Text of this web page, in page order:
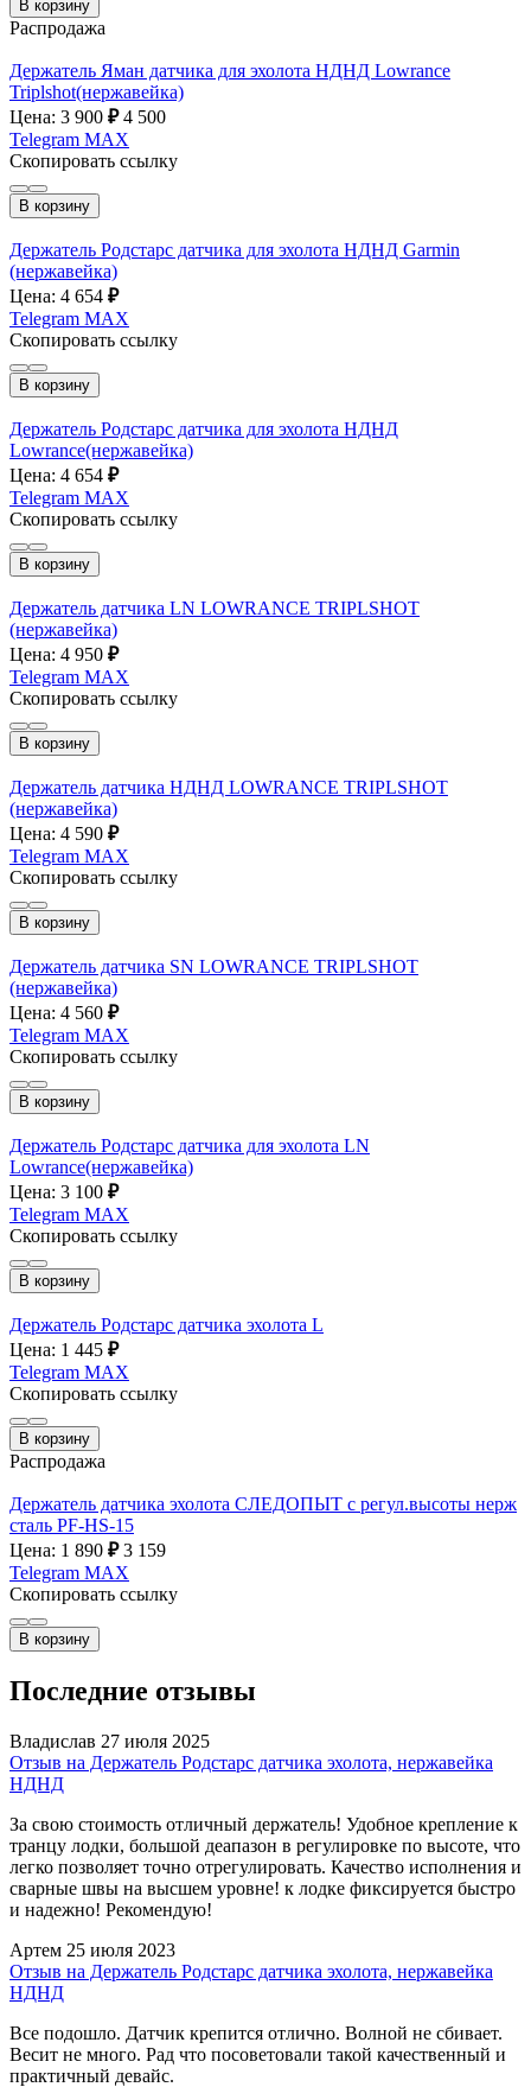
В корзину
Распродажа
Держатель Яман датчика для эхолота НДНД Lowrance
Triplshot(нержавейка)
Цена: 3 900 ₽ 4 500
Telegram MAX
Скопировать ссылку
В корзину
Держатель Родстарс датчика для эхолота НДНД Garmin
(нержавейка)
Цена: 4 654 ₽
Telegram MAX
Скопировать ссылку
В корзину
Держатель Родстарс датчика для эхолота НДНД
Lowrance(нержавейка)
Цена: 4 654 ₽
Telegram MAX
Скопировать ссылку
В корзину
Держатель датчика LN LOWRANCE TRIPLSHOT
(нержавейка)
Цена: 4 950 ₽
Telegram MAX
Скопировать ссылку
В корзину
Держатель датчика НДНД LOWRANCE TRIPLSHOT
(нержавейка)
Цена: 4 590 ₽
Telegram MAX
Скопировать ссылку
В корзину
Держатель датчика SN LOWRANCE TRIPLSHOT
(нержавейка)
Цена: 4 560 ₽
Telegram MAX
Скопировать ссылку
В корзину
Держатель Родстарс датчика для эхолота LN
Lowrance(нержавейка)
Цена: 3 100 ₽
Telegram MAX
Скопировать ссылку
В корзину
Держатель Родстарс датчика эхолота L
Цена: 1 445 ₽
Telegram MAX
Скопировать ссылку
В корзину
Распродажа
Держатель датчика эхолота СЛЕДОПЫТ с регул.высоты нерж
сталь PF-HS-15
Цена: 1 890 ₽ 3 159
Telegram MAX
Скопировать ссылку
В корзину
Последние отзывы
Владислав 27 июля 2025
Отзыв на Держатель Родстарс датчика эхолота, нержавейка
НДНД
За свою стоимость отличный держатель! Удобное крепление к
транцу лодки, большой деапазон в регулировке по высоте, что
легко позволяет точно отрегулировать. Качество исполнения и
сварные швы на высшем уровне! к лодке фиксируется быстро
и надежно! Рекомендую!
Артем 25 июля 2023
Отзыв на Держатель Родстарс датчика эхолота, нержавейка
НДНД
Все подошло. Датчик крепится отлично. Волной не сбивает.
Весит не много. Рад что посоветовали такой качественный и
практичный девайс.